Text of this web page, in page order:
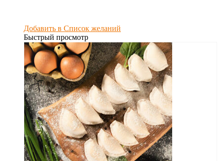
Добавить в Список желаний
Быстрый просмотр